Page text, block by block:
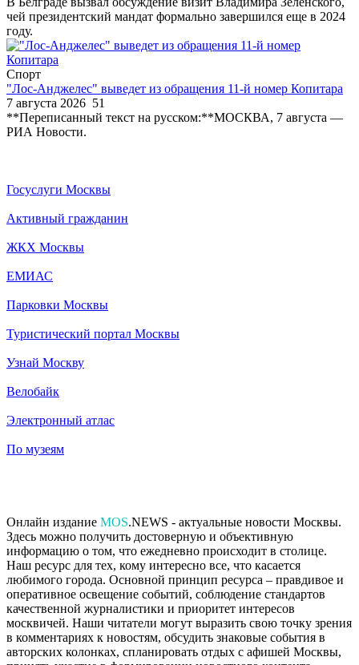
чей президентский мандат формально завершился еще в 2024
году.
Спорт
"Лос-Анджелес" выведет из обращения 11-й номер Копитара
7 августа 2026 51
**Переписанный текст на русском:**МОСКВА, 7 августа —
РИА Новости.
Госуслуги Москвы
Активный гражданин
ЖКХ Москвы
ЕМИАС
Парковки Москвы
Туристический портал Москвы
Узнай Москву
Велобайк
Электронный атлас
По музеям
Онлайн издание MOS.NEWS - актуальные новости Москвы.
Здесь можно получить достоверную и объективную
информацию о том, что ежедневно происходит в столице.
Наш ресурс для тех, кому интересно все, что касается
любимого города. Основной принцип ресурса – правдивое и
оперативное освещение событий, соблюдение стандартов
качественной журналистики и приоритет интересов
москвичей. Наши читатели могут выразить свою точку зрения
в комментариях к новостям, обсудить знаковые события в
авторских колонках, спланировать отдых с афишей Москвы,